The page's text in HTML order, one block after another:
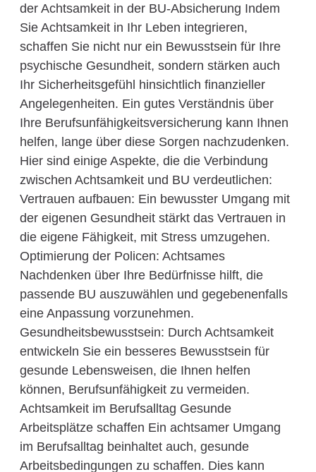
der Achtsamkeit in der BU-Absicherung Indem
Sie Achtsamkeit in Ihr Leben integrieren,
schaffen Sie nicht nur ein Bewusstsein für Ihre
psychische Gesundheit, sondern stärken auch
Ihr Sicherheitsgefühl hinsichtlich finanzieller
Angelegenheiten. Ein gutes Verständnis über
Ihre Berufsunfähigkeitsversicherung kann Ihnen
helfen, lange über diese Sorgen nachzudenken.
Hier sind einige Aspekte, die die Verbindung
zwischen Achtsamkeit und BU verdeutlichen:
Vertrauen aufbauen: Ein bewusster Umgang mit
der eigenen Gesundheit stärkt das Vertrauen in
die eigene Fähigkeit, mit Stress umzugehen.
Optimierung der Policen: Achtsames
Nachdenken über Ihre Bedürfnisse hilft, die
passende BU auszuwählen und gegebenenfalls
eine Anpassung vorzunehmen.
Gesundheitsbewusstsein: Durch Achtsamkeit
entwickeln Sie ein besseres Bewusstsein für
gesunde Lebensweisen, die Ihnen helfen
können, Berufsunfähigkeit zu vermeiden.
Achtsamkeit im Berufsalltag Gesunde
Arbeitsplätze schaffen Ein achtsamer Umgang
im Berufsalltag beinhaltet auch, gesunde
Arbeitsbedingungen zu schaffen. Dies kann